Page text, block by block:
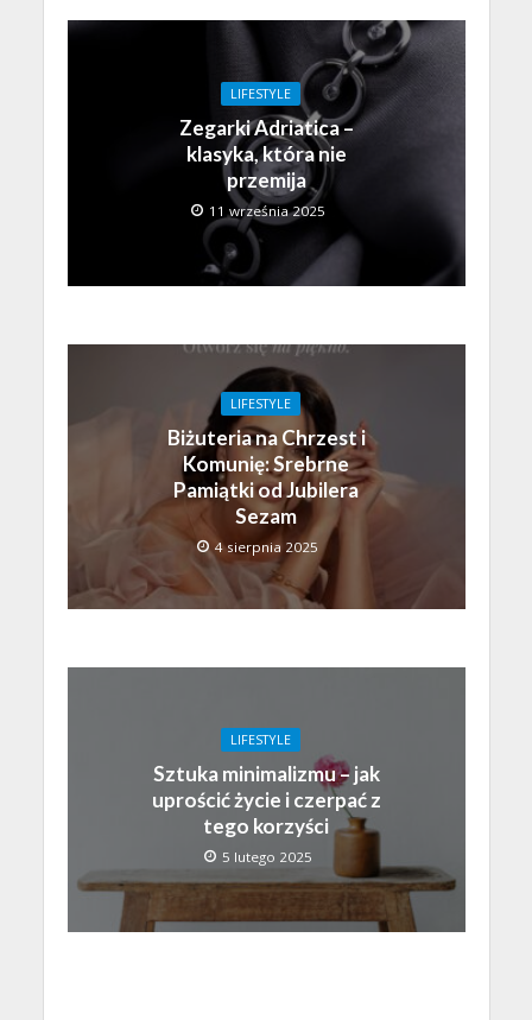
LIFESTYLE
Zegarki Adriatica –
klasyka, która nie
przemija
11 września 2025
LIFESTYLE
Biżuteria na Chrzest i
Komunię: Srebrne
Pamiątki od Jubilera
Sezam
4 sierpnia 2025
LIFESTYLE
Sztuka minimalizmu – jak
uprościć życie i czerpać z
tego korzyści
5 lutego 2025